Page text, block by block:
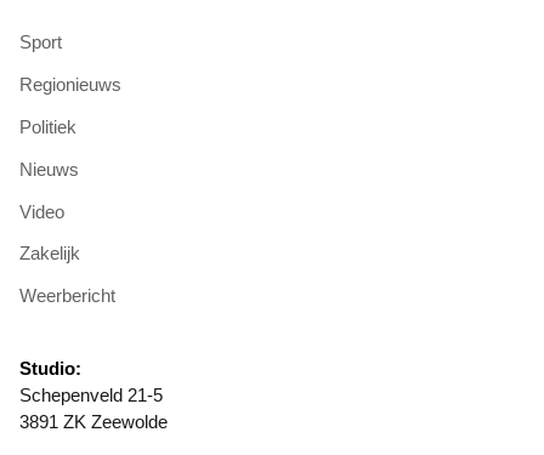
Sport
Regionieuws
Politiek
Nieuws
Video
Zakelijk
Weerbericht
Studio:
Schepenveld 21-5
3891 ZK Zeewolde